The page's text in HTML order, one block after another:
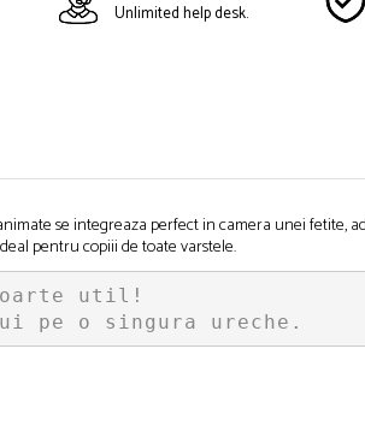
Unlimited help desk.
se integreaza perfect in camera unei fetite,
pentru copiii de toate varstele.
util!
pe o singura ureche.